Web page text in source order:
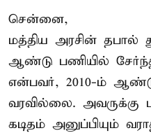
சென்னை,
மத்திய அரசின் தபால்
ஆண்டு பணியில்
என்பவர், 2010-ம்
வரவில்லை. அவருக்கு
கடிதம் அனுப்பியும்